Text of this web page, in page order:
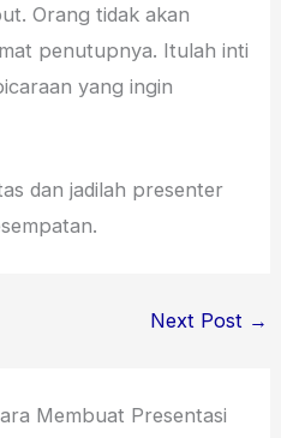
Orang tidak akan
penutupnya. Itulah inti
yang ingin
dan jadilah presenter
Next Post →
Membuat Presentasi